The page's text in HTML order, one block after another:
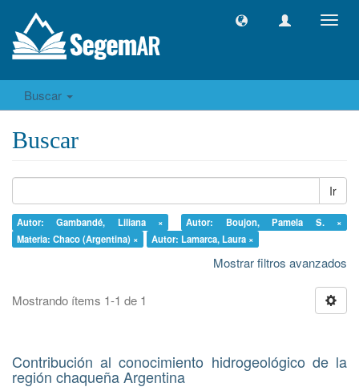
Buscar
Buscar
Ir
Autor: Gambandé, Liliana ×
Autor: Boujon, Pamela S. ×
Materia: Chaco (Argentina) ×
Autor: Lamarca, Laura ×
Mostrar filtros avanzados
Mostrando ítems 1-1 de 1
Contribución al conocimiento hidrogeológico de la
región chaqueña Argentina